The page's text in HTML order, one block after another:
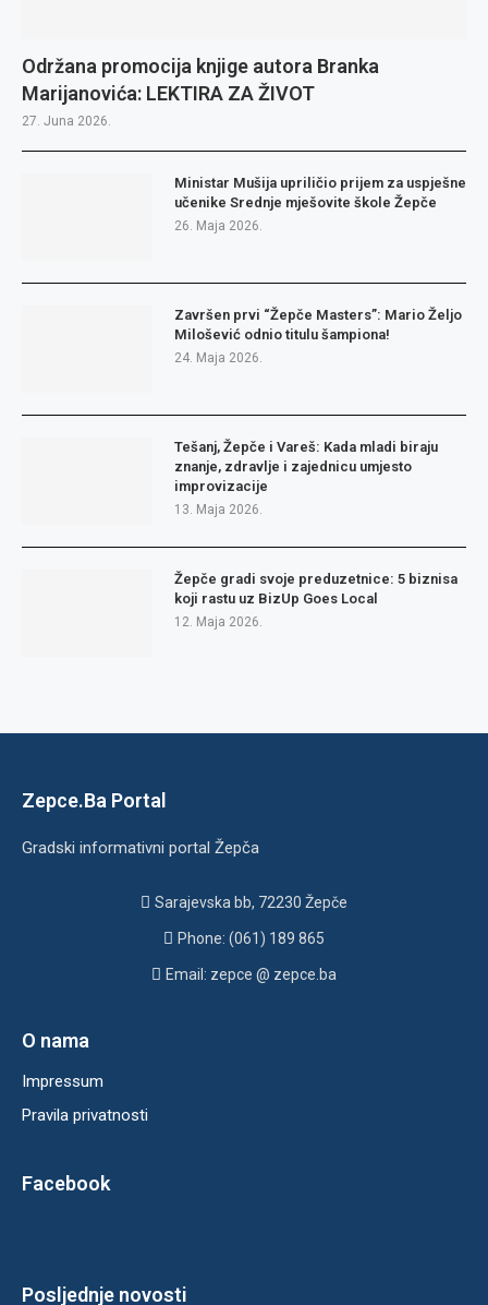
Održana promocija knjige autora Branka
Marijanovića: LEKTIRA ZA ŽIVOT
27. Juna 2026.
Ministar Mušija upriličio prijem za uspješne
učenike Srednje mješovite škole Žepče
26. Maja 2026.
Završen prvi “Žepče Masters”: Mario Željo
Milošević odnio titulu šampiona!
24. Maja 2026.
Tešanj, Žepče i Vareš: Kada mladi biraju
znanje, zdravlje i zajednicu umjesto
improvizacije
13. Maja 2026.
Žepče gradi svoje preduzetnice: 5 biznisa
koji rastu uz BizUp Goes Local
12. Maja 2026.
Zepce.Ba Portal
Gradski informativni portal Žepča
Sarajevska bb, 72230 Žepče
Phone: (061) 189 865
Email: zepce @ zepce.ba
O nama
Impressum
Pravila privatnosti
Facebook
Posljednje novosti